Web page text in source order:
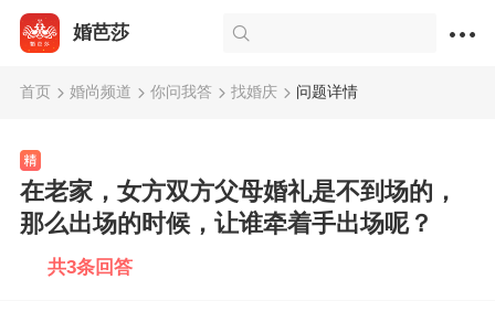
婚芭莎
首页 婚尚频道 你问我答 找婚庆 问题详情
在老家，女方双方父母婚礼是不到场的，
那么出场的时候，让谁牵着手出场呢？
共3条回答